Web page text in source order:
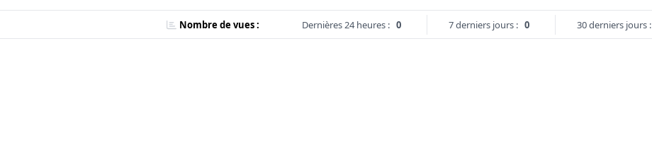
Nombre de vues : Dernières 24 heures : 0 7 derniers jours : 0 30 derniers jours :